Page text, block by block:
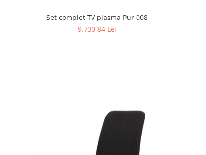
Set complet TV plasma Pur 008
9.730,84 Lei